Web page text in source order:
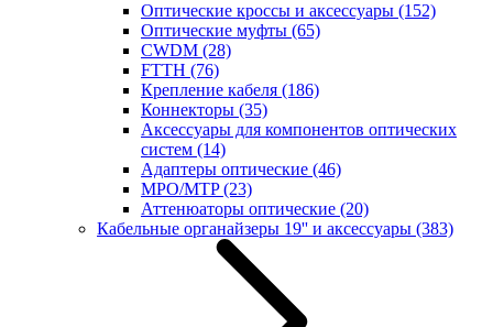
Оптические кроссы и аксессуары (152)
Оптические муфты (65)
CWDM (28)
FTTH (76)
Крепление кабеля (186)
Коннекторы (35)
Аксессуары для компонентов оптических
систем (14)
Адаптеры оптические (46)
MPO/MTP(23)
Аттенюаторы оптические (20)
Кабельные органайзеры 19'' и аксессуары (383)